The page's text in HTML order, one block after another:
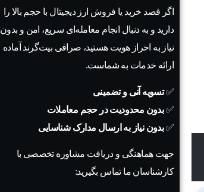
اگر قصد خرید یا فروش ارز دیجیتال با حجم بالا را
دارید و به دنبال انجام معامله‌ای سریع، امن و بدون
نیاز به احراز هویت هستید، صرافی بیت‌گرند آماده
ارائه خدمات به شماست.
✅تسویه آنی و تضمینی
✅بدون محدودیت در حجم معاملات
✅بدون نیاز به ارسال مدارک شناسایی
جهت هماهنگی و دریافت مشاوره تخصصی با
کارشناسان ما تماس بگیرید: